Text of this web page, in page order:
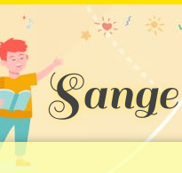
indholdet